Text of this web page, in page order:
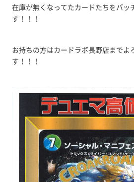
在庫が無くなってたカードたちをバッ
す！！！
お持ちの方はカードラボ長野店までよ
す！！！